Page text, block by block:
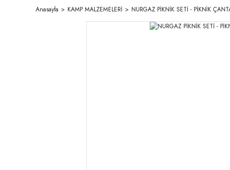
Anasayfa KAMP MALZEMELERİ NURGAZ PİKNİK SETİ - PİKNİK